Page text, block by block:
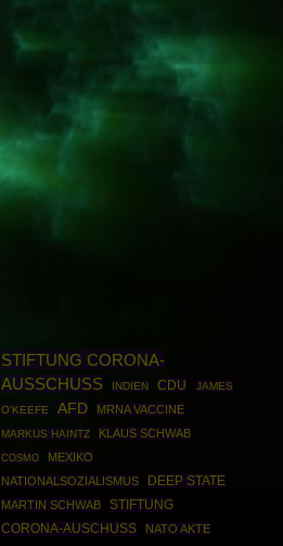
STIFTUNG CORONA-
AUSSCHUSS
INDIEN CDU
JAMES
O'KEEFE
AFD MRNA VACCINE
MARKUS HAINTZ KLAUS SCHWAB
COSMO
MEXIKO
NATIONALSOZIALISMUS
DEEP STATE
MARTIN SCHWAB
STIFTUNG
CORONA-AUSCHUSS
NATO AKTE